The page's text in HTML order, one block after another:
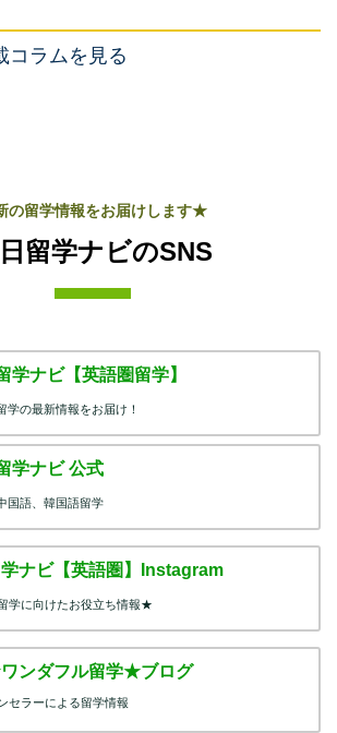
コラムを見る
の留学情報をお届けします★
留学ナビのSNS
学ナビ【英語圏留学】
学の最新情報をお届け！
学ナビ 公式
国語、韓国語留学
ナビ【英語圏】Instagram
学に向けたお役立ち情報★
ンダフル留学★ブログ
セラーによる留学情報